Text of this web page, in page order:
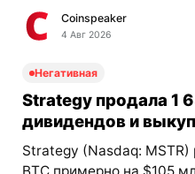
Coinspeaker
4 Авг 2026
Негативная
Strategy продала 1
дивидендов и
Strategy (Nasdaq:
BTC примерно на $105